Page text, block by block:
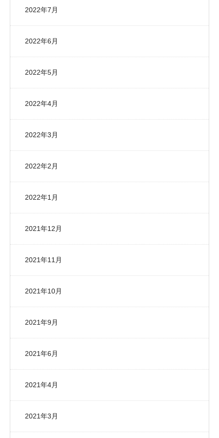
2022年7月
2022年6月
2022年5月
2022年4月
2022年3月
2022年2月
2022年1月
2021年12月
2021年11月
2021年10月
2021年9月
2021年6月
2021年4月
2021年3月